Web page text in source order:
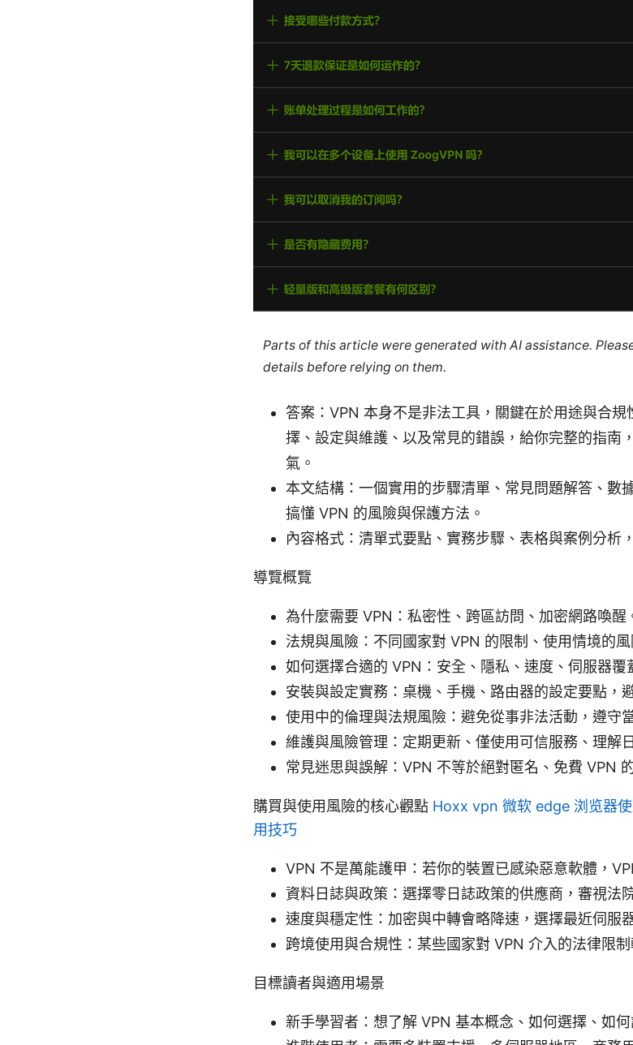
Parts of this article were generated with AI assistance.
details before relying on them.
答案：VPN 本身不是非法工具，關鍵在於用途與合
擇、設定與維護、以及常見的錯誤，給你完整的指南
氣。
本文結構：一個實用的步驟清單、常見問題解答、數
搞懂 VPN 的風險與保護方法。
內容格式：清單式要點、實務步驟、表格與案例分析
導覽概覽
為什麼需要 VPN：私密性、跨區訪問、加密網路喚醒
法規與風險：不同國家對 VPN 的限制、使用情境的風
如何選擇合適的 VPN：安全、隱私、速度、伺服器覆
安裝與設定實務：桌機、手機、路由器的設定要點，
使用中的倫理與法規風險：避免從事非法活動，遵守
維護與風險管理：定期更新、僅使用可信服務、理解
常見迷思與誤解：VPN 不等於絕對匿名、免費 VPN
購買與使用風險的核心觀點 Hoxx vpn 微软 edge 浏览器
用技巧
VPN 不是萬能護甲：若你的裝置已感染惡意軟體，
資料日誌與政策：選擇零日誌政策的供應商，審視法
速度與穩定性：加密與中轉會略降速，選擇最近伺服
跨境使用與合規性：某些國家對 VPN 介入的法律限
目標讀者與適用場景
新手學習者：想了解 VPN 基本概念、如何選擇、如何